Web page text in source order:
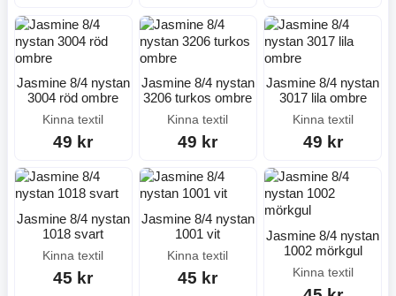
Jasmine 8/4 nystan
3004 röd ombre
Kinna textil
49 kr
Jasmine 8/4 nystan
3206 turkos ombre
Kinna textil
49 kr
Jasmine 8/4 nystan
3017 lila ombre
Kinna textil
49 kr
Jasmine 8/4 nystan
1018 svart
Kinna textil
45 kr
Jasmine 8/4 nystan
1001 vit
Kinna textil
45 kr
Jasmine 8/4 nystan
1002 mörkgul
Kinna textil